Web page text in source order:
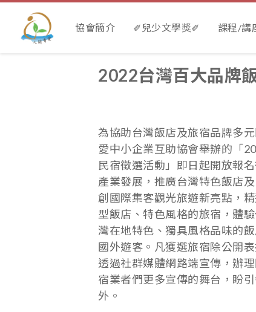
協會簡介 ✐兒少文學獎✐ 課程/講
2022台灣百大品牌
為協助台灣飯店及旅宿品牌多
愛中小企業互助協會舉辦的「
民宿徵選活動」即日起開放報
產業發展，推廣台灣特色飯店
創國際集客觀光旅遊新亮點，
型飯店、特色風格的旅宿，體
灣在地特色、獨具風格品味的
國外遊客。凡獲選旅宿除公開
透過社群媒體網路端宣傳，辦
宿業者們更多宣傳的舞台，盼
外。